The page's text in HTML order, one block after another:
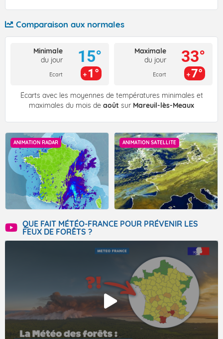
Comparaison aux normales
Minimale
du jour
Ecart
15°
1°
Maximale
du jour
Ecart
33°
7°
Écarts avec les moyennes de températures minimales et
maximales du mois de août sur Mareuil-lès-Meaux
ANIMATION RADAR ANIMATION SATELLITE
QUE FAIT MÉTÉO-FRANCE POUR PRÉVENIR LES
FEUX DE FORÊTS ?